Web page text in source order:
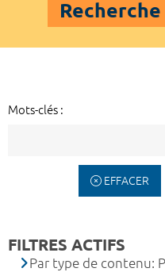
Mots-clés :
EFFACER
FILTRES ACTIFS
Par type de contenu: